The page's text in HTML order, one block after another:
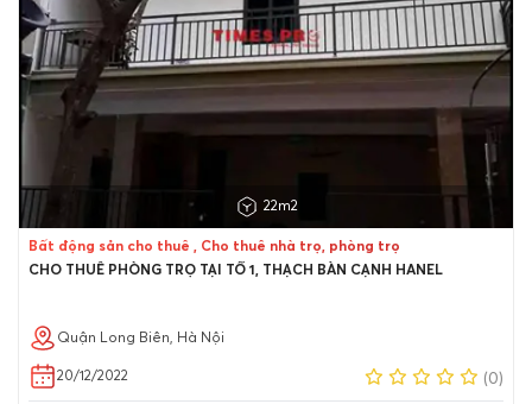
22m2
Bất động sản cho thuê , Cho thuê nhà trọ, phòng trọ
CHO THUÊ PHÒNG TRỌ TẠI TỔ 1, THẠCH BÀN CẠNH HANEL
Quận Long Biên, Hà Nội
20/12/2022 (0)